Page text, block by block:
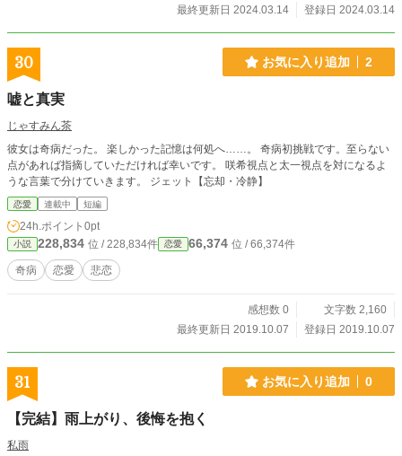
最終更新日 2024.03.14
登録日 2024.03.14
30 お気に入り追加 2
嘘と真実
じゃすみん茶
彼女は奇病だった。 楽しかった記憶は何処へ……。 奇病初挑戦です。至らない
点があれば指摘していただければ幸いです。 咲希視点と太一視点を対になるよ
うな言葉で分けていきます。 ジェット【忘却・冷静】
恋愛 連載中 短編
24h.ポイント 0pt
小説 228,834 位 / 228,834件 恋愛 66,374 位 / 66,374件
奇病 恋愛 悲恋
感想数 0
文字数 2,160
最終更新日 2019.10.07
登録日 2019.10.07
31 お気に入り追加 0
【完結】雨上がり、後悔を抱く
私雨